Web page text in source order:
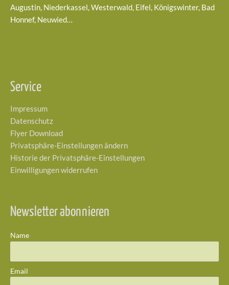
Augustin, Niederkassel, Westerwald, Eifel, Königswinter, Bad
Honnef, Neuwied…
Service
Impressum
Datenschutz
Flyer Download
Privatsphäre-Einstellungen ändern
Historie der Privatsphäre-Einstellungen
Einwilligungen widerrufen
Newsletter abonnieren
Name
Email